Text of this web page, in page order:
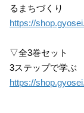
るまちづくり
https://
▽全3巻セット
3ステップで学
https://